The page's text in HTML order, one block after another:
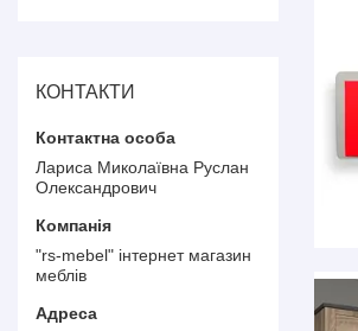
КОНТАКТИ
Лариса Миколаївна Руслан
Олександрович
"rs-mebel" інтернет магазин
меблів